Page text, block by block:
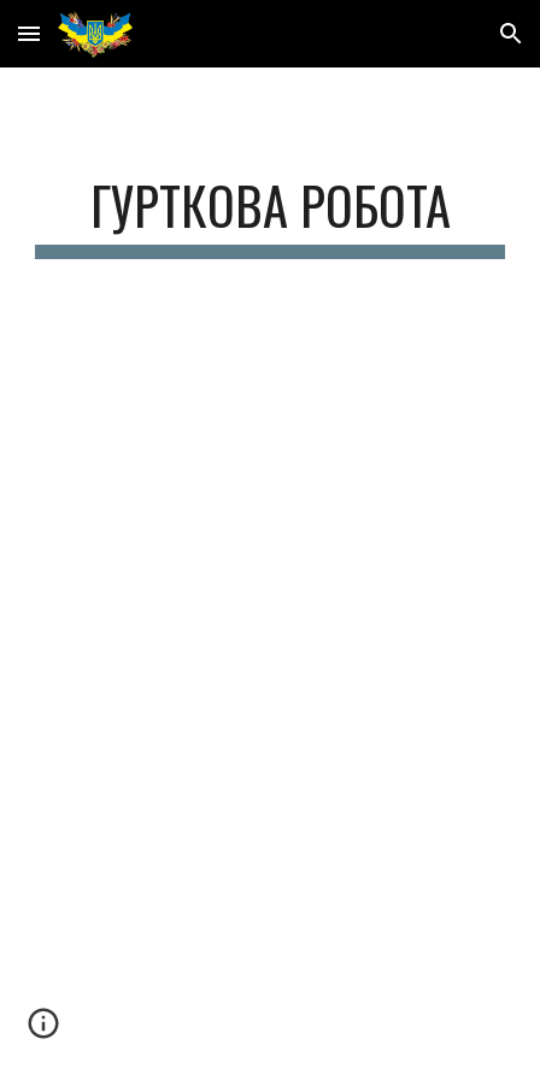
Skip to main content Skip to navigation
ГУРТКОВА РОБОТА